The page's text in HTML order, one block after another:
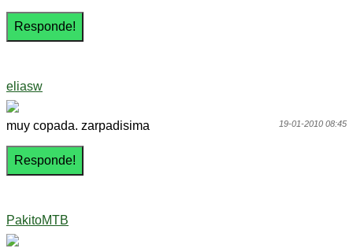
eliasw
19-01-2010 08:45
muy copada. zarpadisima
PakitoMTB